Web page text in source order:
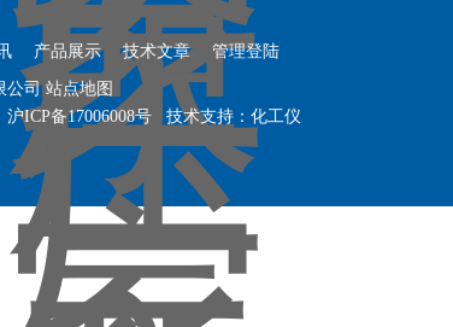
产品展示 技术文章 管理登陆
公司 站点地图
沪ICP备17006008号 技术支持： 化工仪